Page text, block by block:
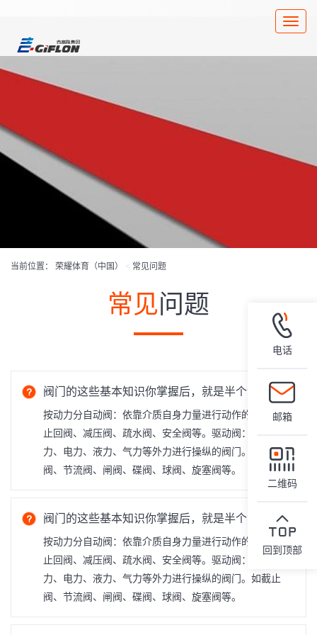
Toggle
当前位置： 荣耀体育（中国） < 常见问题
常见问题
阀门的这些基本知识你掌握后，就是半个专家了！
按动力分自动阀：依靠介质自身力量进行动作的阀门。如
止回阀、减压阀、疏水阀、安全阀等。驱动阀：依靠人
力、电力、液力、气力等外力进行操纵的阀门。如截止
阀、节流阀、闸阀、碟阀、球阀、旋塞阀等。
阀门的这些基本知识你掌握后，就是半个专家了！
按动力分自动阀：依靠介质自身力量进行动作的阀门。如
止回阀、减压阀、疏水阀、安全阀等。驱动阀：依靠人
力、电力、液力、气力等外力进行操纵的阀门。如截止
阀、节流阀、闸阀、碟阀、球阀、旋塞阀等。
电话
邮箱
二维码
回到顶部